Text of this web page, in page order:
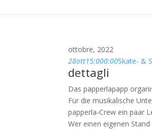
ottobre, 2022
28ott15:000:00Skate- &
dettagli
Das papperlapapp
Für die musikalische
papperla-Crew ein paar
Wer einen eigenen